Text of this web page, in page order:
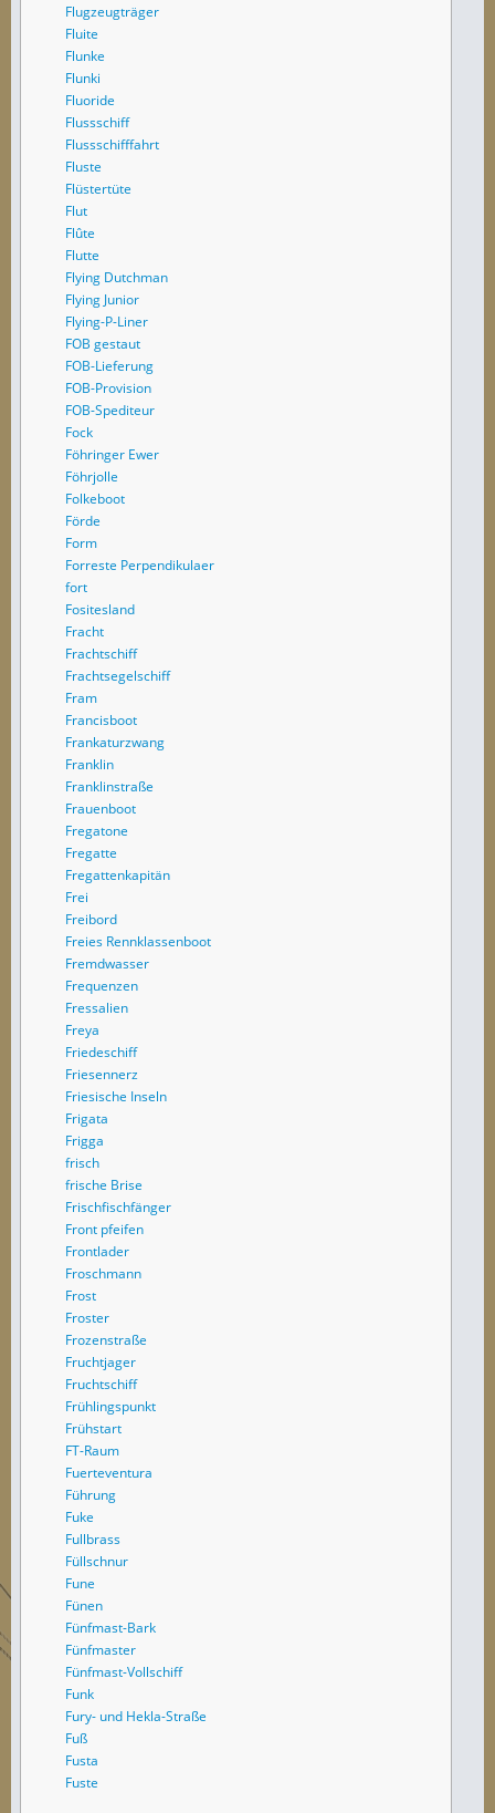
Flugzeugträger
Fluite
Flunke
Flunki
Fluoride
Flussschiff
Flussschifffahrt
Fluste
Flüstertüte
Flut
Flûte
Flutte
Flying Dutchman
Flying Junior
Flying-P-Liner
FOB gestaut
FOB-Lieferung
FOB-Provision
FOB-Spediteur
Fock
Föhringer Ewer
Föhrjolle
Folkeboot
Förde
Form
Forreste Perpendikulaer
fort
Fositesland
Fracht
Frachtschiff
Frachtsegelschiff
Fram
Francisboot
Frankaturzwang
Franklin
Franklinstraße
Frauenboot
Fregatone
Fregatte
Fregattenkapitän
Frei
Freibord
Freies Rennklassenboot
Fremdwasser
Frequenzen
Fressalien
Freya
Friedeschiff
Friesennerz
Friesische Inseln
Frigata
Frigga
frisch
frische Brise
Frischfischfänger
Front pfeifen
Frontlader
Froschmann
Frost
Froster
Frozenstraße
Fruchtjager
Fruchtschiff
Frühlingspunkt
Frühstart
FT-Raum
Fuerteventura
Führung
Fuke
Fullbrass
Füllschnur
Fune
Fünen
Fünfmast-Bark
Fünfmaster
Fünfmast-Vollschiff
Funk
Fury- und Hekla-Straße
Fuß
Fusta
Fuste